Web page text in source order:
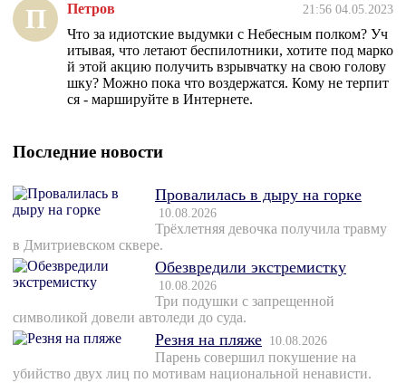
П Петров 21:56 04.05.2023
Что за идиотские выдумки с Небесным полком? Уч
итывая, что летают беспилотники, хотите под марко
й этой акцию получить взрывчатку на свою голову
шку? Можно пока что воздержатся. Кому не терпит
ся - маршируйте в Интернете.
Последние новости
Провалилась в дыру на горке
10.08.2026
Трёхлетняя девочка получила травму
в Дмитриевском сквере.
Обезвредили экстремистку
10.08.2026
Три подушки с запрещенной
символикой довели автоледи до суда.
Резня на пляже 10.08.2026
Парень совершил покушение на
убийство двух лиц по мотивам национальной ненависти.